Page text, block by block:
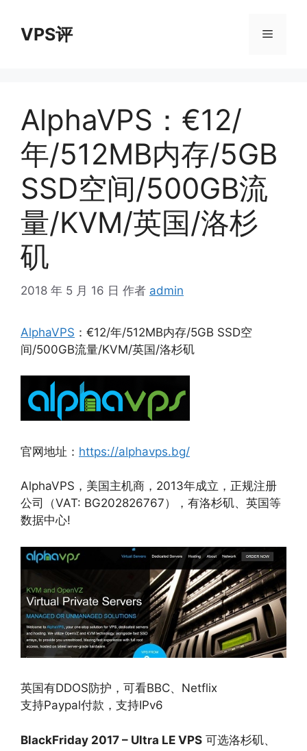
VPS评 菜
AlphaVPS：€12/
年/512MB内存/5GB
SSD空间/500GB流
量/KVM/英国/洛杉
矶
2018 年 5 月 16 日 作者 admin
AlphaVPS ：€12/年/512MB内存/5GB SSD空
间/500GB流量/KVM/英国/洛杉矶
官网地址： https://alphavps.bg/
AlphaVPS，美国主机商，2013年成立，正规注册
公司（VAT: BG202826767），有洛杉矶、英国等
数据中心!
英国有DDOS防护，可看BBC、Netflix
支持Paypal付款，支持IPv6
BlackFriday 2017 – Ultra LE VPS 可选洛杉矶、